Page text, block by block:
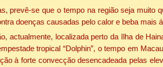
prevê-se que o tempo na região seja muito
doenças causadas pelo calor e beba mais
actualmente, localizada perto da Ilha de
tropical “Dolphin”, o tempo em
à forte convecção desencadeada pelas